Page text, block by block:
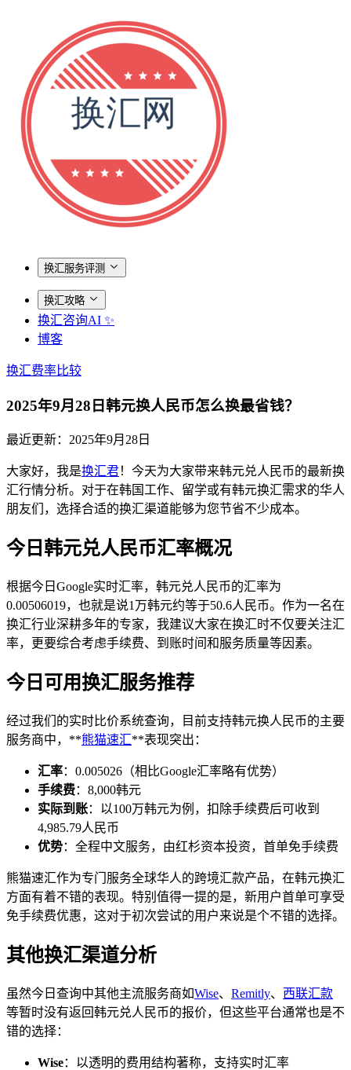
换汇服务评测
换汇攻略
换汇咨询AI ✨
博客
换汇费率比较
2025年9月28日韩元换人民币怎么换最省钱？
最近更新： 2025年9月28日
大家好，我是换汇君！今天为大家带来韩元兑人民币的最新换
汇行情分析。对于在韩国工作、留学或有韩元换汇需求的华人
朋友们，选择合适的换汇渠道能够为您节省不少成本。
今日韩元兑人民币汇率概况
根据今日Google实时汇率，韩元兑人民币的汇率为
0.00506019，也就是说1万韩元约等于50.6人民币。作为一名在
换汇行业深耕多年的专家，我建议大家在换汇时不仅要关注汇
率，更要综合考虑手续费、到账时间和服务质量等因素。
今日可用换汇服务推荐
经过我们的实时比价系统查询，目前支持韩元换人民币的主要
服务商中，**熊猫速汇**表现突出：
汇率：0.005026（相比Google汇率略有优势）
手续费：8,000韩元
实际到账：以100万韩元为例，扣除手续费后可收到
4,985.79人民币
优势：全程中文服务，由红杉资本投资，首单免手续费
熊猫速汇作为专门服务全球华人的跨境汇款产品，在韩元换汇
方面有着不错的表现。特别值得一提的是，新用户首单可享受
免手续费优惠，这对于初次尝试的用户来说是个不错的选择。
其他换汇渠道分析
虽然今日查询中其他主流服务商如Wise、 Remitly、 西联汇款
等暂时没有返回韩元兑人民币的报价，但这些平台通常也是不
错的选择：
Wise：以透明的费用结构著称，支持实时汇率